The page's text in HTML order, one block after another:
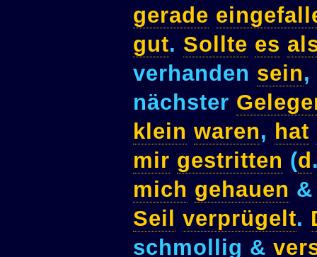
gerade
gut. Sollte es
verhanden sein,
nächster
klein waren, hat
mir gestritten (d
mich gehauen
Seil
verprügelt.
schmollig &